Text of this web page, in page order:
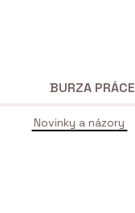
Novinky a názory
BURZA PRÁCE